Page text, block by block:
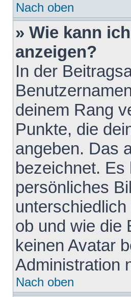
Nach oben
» Wie kann
anzeigen?
In der
deinem Rang
Punkte, die
angeben. Das
bezeichnet. Es
persönliches
ob und wie die
keinen Avatar
Administration
Nach oben